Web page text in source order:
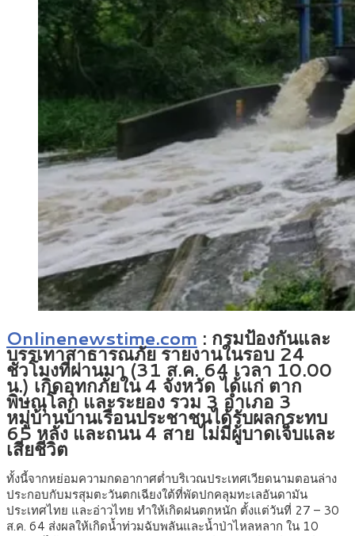
Onlinenewstime.com : กรมป้องกันและ
บรรเทาสาธารณภัย รายงานในรอบ 24
ชั่วโมงที่ผ่านมา (31 ส.ค. 64 เวลา 10.00
น.) เกิดอุทกภัยใน 4 จังหวัด ได้แก่ ตาก
พิษณุโลก และระยอง รวม 3 อำเภอ 3
หมู่บ้านบ้านเรือนประชาชนได้รับผลกระทบ
65 หลัง และถนน 4 สาย ไม่มีผู้บาดเจ็บและ
เสียชีวิต
ทั้งนี้จากหย่อมความกดอากาศต่ำบริเวณประเทศเวียดนามตอนล่าง
ประกอบกับมรสุมตะวันตกเฉียงใต้ที่พัดปกคลุมทะเลอันดามัน
ประเทศไทย และอ่าวไทย ทำให้เกิดฝนตกหนัก ตั้งแต่วันที่ 27 – 30
ส.ค. 64 ส่งผลให้เกิดน้ำท่วมฉับพลันและน้ำป่าไหลหลาก ใน 10